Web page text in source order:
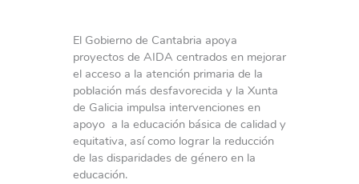
El Gobierno de Cantabria apoya
proyectos de AIDA centrados en mejorar
el acceso a la atención primaria de la
población más desfavorecida y la Xunta
de Galicia impulsa intervenciones en
apoyo a la educación básica de calidad y
equitativa, así como lograr la reducción
de las disparidades de género en la
educación.